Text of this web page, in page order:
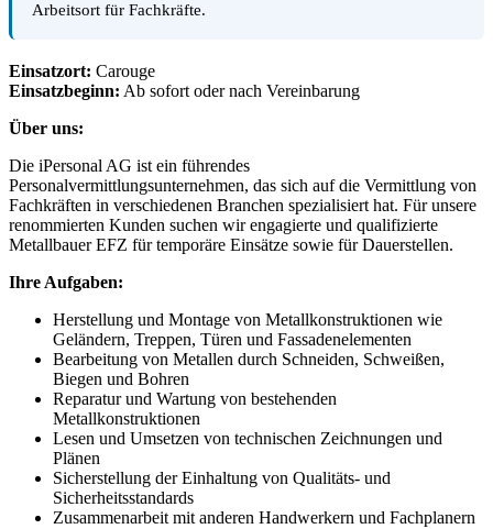
Arbeitsort für Fachkräfte.
Einsatzort: Carouge
Einsatzbeginn: Ab sofort oder nach Vereinbarung
Über uns:
Die iPersonal AG ist ein führendes
Personalvermittlungsunternehmen, das sich auf die Vermittlung von
Fachkräften in verschiedenen Branchen spezialisiert hat. Für unsere
renommierten Kunden suchen wir engagierte und qualifizierte
Metallbauer EFZ für temporäre Einsätze sowie für Dauerstellen.
Ihre Aufgaben:
Herstellung und Montage von Metallkonstruktionen wie
Geländern, Treppen, Türen und Fassadenelementen
Bearbeitung von Metallen durch Schneiden, Schweißen,
Biegen und Bohren
Reparatur und Wartung von bestehenden
Metallkonstruktionen
Lesen und Umsetzen von technischen Zeichnungen und
Plänen
Sicherstellung der Einhaltung von Qualitäts- und
Sicherheitsstandards
Zusammenarbeit mit anderen Handwerkern und Fachplanern